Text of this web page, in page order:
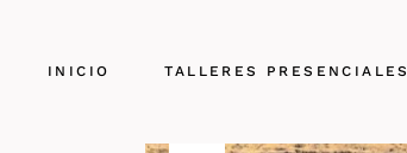
INICIO TALLERES PRESENCIALES